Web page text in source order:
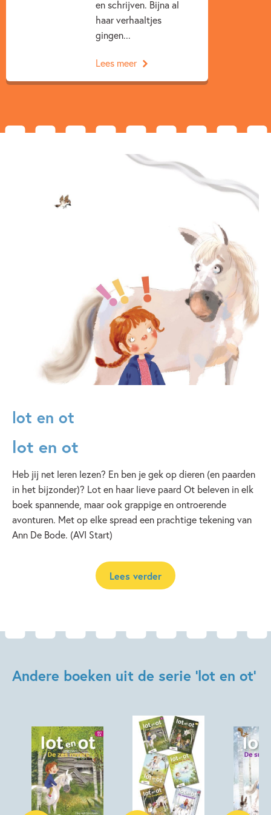
en schrijven. Bijna al
haar verhaaltjes
gingen...
Lees meer
lot en ot
lot en ot
Heb jij net leren lezen? En ben je gek op dieren (en paarden
in het bijzonder)? Lot en haar lieve paard Ot beleven in elk
boek spannende, maar ook grappige en ontroerende
avonturen. Met op elke spread een prachtige tekening van
Ann De Bode. (AVI Start)
Lees verder
Andere boeken uit de serie 'lot en ot'